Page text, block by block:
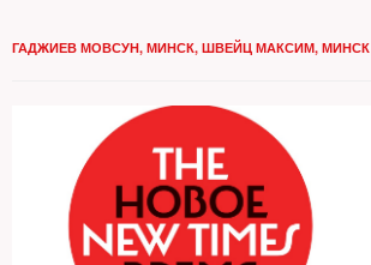
ГАДЖИЕВ МОВСУН, МИНСК, ШВЕЙЦ МАКСИМ, МИНСК